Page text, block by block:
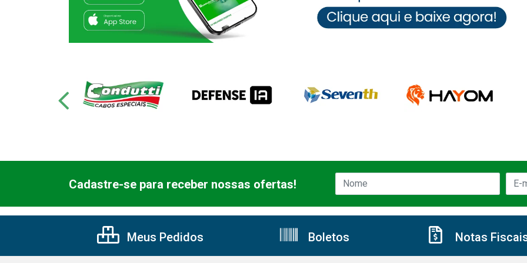
Cadastre-se para receber nossas ofertas!
Meus Pedidos Boletos Notas